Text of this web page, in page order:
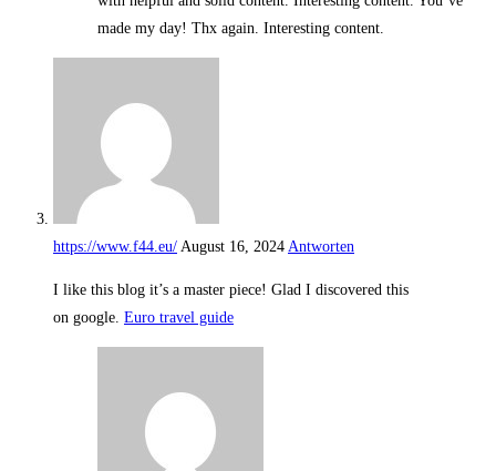
made my day! Thx again. Interesting content.
https://www.f44.eu/ August 16, 2024 Antworten
I like this blog it’s a master piece! Glad I discovered this
on google. Euro travel guide